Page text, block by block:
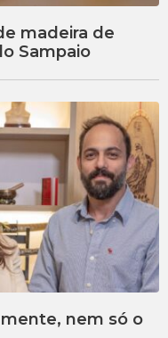
madeira de
Sampaio
nem só o